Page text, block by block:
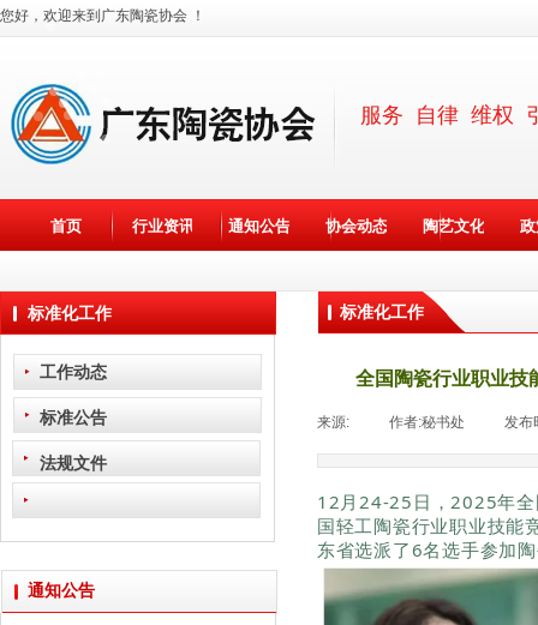
首页 行业资讯 通知公告 协会动态 陶艺文化
您好，欢迎来到广东陶瓷协会 ！
服务 自律 维权
标准化工作
标准化工作
工作动态
标准公告
法规文件
全国陶瓷行业职业技
来源: 作者:秘书处 发布
12月24-25日，2025年
国轻工陶瓷行业职业技能
东省选派了6名选手参加
通知公告